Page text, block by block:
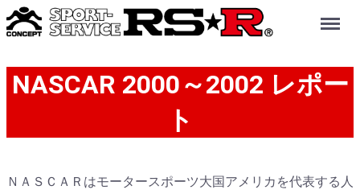
Menu
NASCAR 2000～2002 レポー
ト
ＮＡＳＣＡＲはモータースポーツ大国アメリカを代表する人